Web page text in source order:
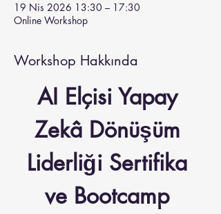
19 Nis 2026 13:30 – 17:30
Online Workshop
Workshop Hakkında
AI Elçisi Yapay
Zekâ Dönüşüm
Liderliği Sertifika
ve Bootcamp